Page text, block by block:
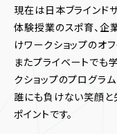
現在は日本ブラインド
体験授業のスポ育、企
けワークショップのオ
またプライベートでも
クショップのプログラ
誰にも負けない笑顔と
ポイントです。